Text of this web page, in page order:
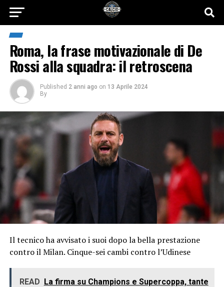
Roma, la frase motivazionale di De
Rossi alla squadra: il retroscena
Published 2 anni ago on 13 Aprile 2024
By
Il tecnico ha avvisato i suoi dopo la bella prestazione
contro il Milan. Cinque-sei cambi contro l’Udinese
READ La firma su Champions e Supercoppa, tante